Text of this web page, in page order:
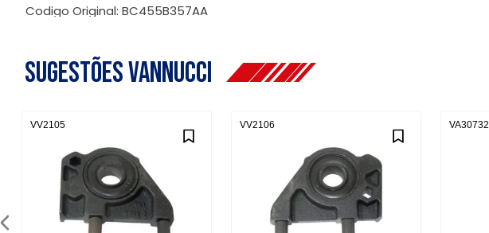
Codigo Original: BC455B357AA
Sugestões Vannucci
VV2105 VV2106 VA30732